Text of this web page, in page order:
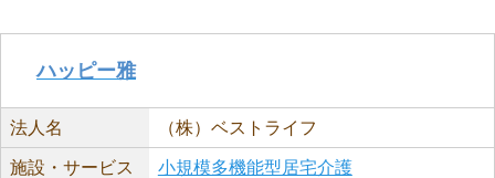
ハッピー雅
法人名 （株）ベストライフ
施設・サービス 小規模多機能型居宅介護